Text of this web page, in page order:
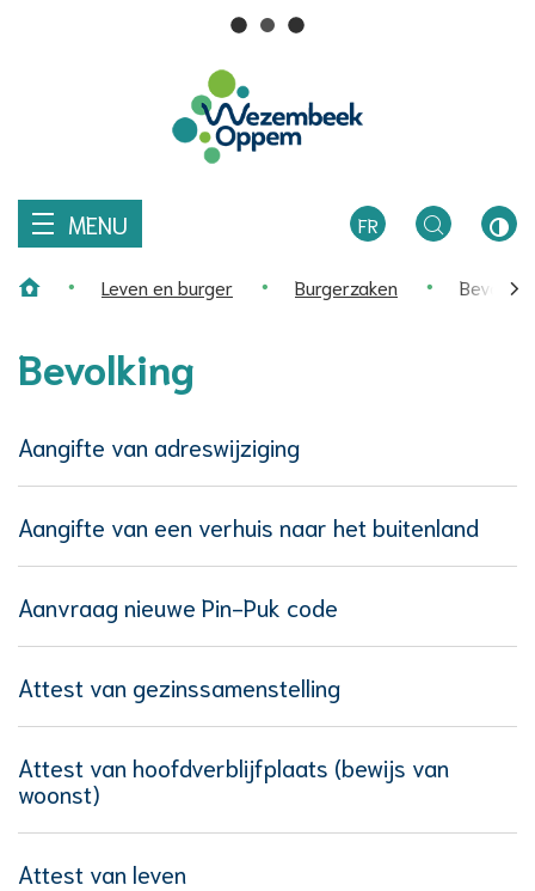
Wezembeek-
MENU
FR
ZOEKEN
Leven en burger Burgerzaken Bevolking
Bevolking
Thema's
Aangifte van adreswijziging
Aangifte van een verhuis naar het buitenland
Aanvraag nieuwe Pin-Puk code
Attest van gezinssamenstelling
Attest van hoofdverblijfplaats (bewijs van
woonst)
Attest van leven